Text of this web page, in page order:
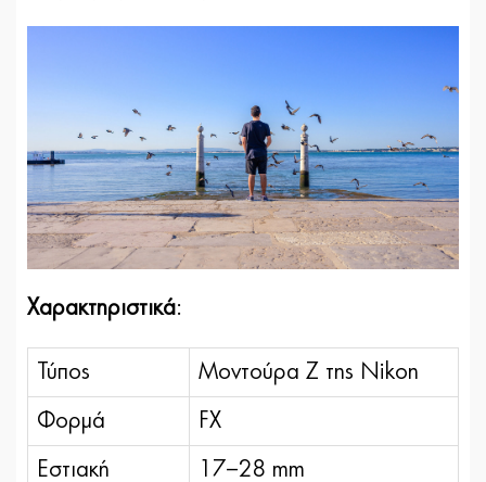
Χαρακτηριστικά:
Τύπος Μοντούρα Ζ της Nikon
Φορμά FX
Εστιακή
17–28 mm